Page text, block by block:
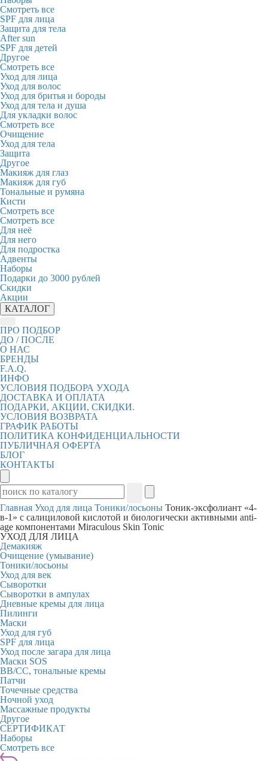
Смотреть все
SPF для лица
Защита для тела
After sun
SPF для детей
Другое
Смотреть все
Уход для лица
Уход для волос
Уход для бритья и бороды
Уход для тела и душа
Для укладки волос
Смотреть все
Очищение
Уход для тела
Защита
Другое
Макияж для глаз
Макияж для губ
Тональные и румяна
Кисти
Смотреть все
Смотреть все
Для неё
Для него
Для подростка
Адвенты
Наборы
Подарки до 3000 рублей
Скидки
Акции
КАТАЛОГ
ПРО ПОДБОР
ДО / ПОСЛЕ
О НАС
БРЕНДЫ
F.A.Q.
ИНФО
УСЛОВИЯ ПОДБОРА УХОДА
ДОСТАВКА И ОПЛАТА
ПОДАРКИ, АКЦИИ, СКИДКИ.
УСЛОВИЯ ВОЗВРАТА
ГРАФИК РАБОТЫ
ПОЛИТИКА КОНФИДЕНЦИАЛЬНОСТИ
ПУБЛИЧНАЯ ОФЕРТА
БЛОГ
КОНТАКТЫ
Главная Уход для лица Тоники/лосьоны Тоник-эксфолиант «4-
в-1» с салициловой кислотой и биологически активными anti-
age компонентами Miraculous Skin Tonic
УХОД ДЛЯ ЛИЦА
Демакияж
Очищение (умывание)
Тоники/лосьоны
Уход для век
Сыворотки
Сыворотки в ампулах
Дневные кремы для лица
Пилинги
Маски
Уход для губ
SPF для лица
Уход после загара для лица
Маски SOS
BB/CC, тональные кремы
Патчи
Точечные средства
Ночной уход
Массажные продукты
Другое
СЕРТИФИКАТ
Наборы
Смотреть все